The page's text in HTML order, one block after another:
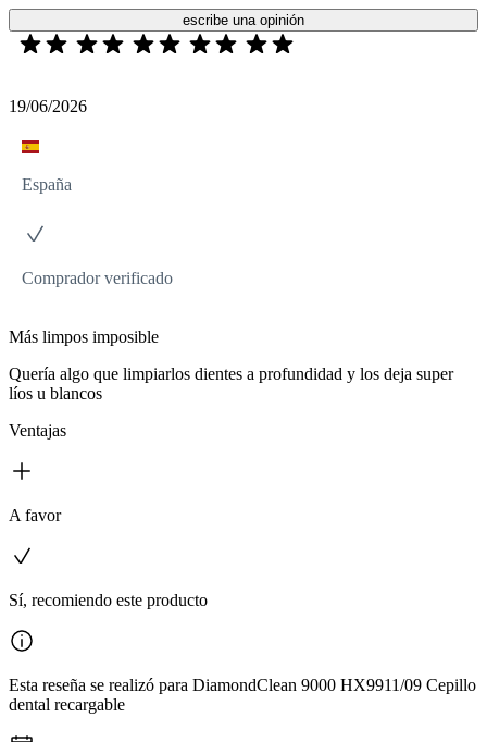
escribe una opinión
19/06/2026
España
Comprador verificado
Más limpos imposible
Quería algo que limpiarlos dientes a profundidad y los deja super
líos u blancos
Ventajas
A favor
Sí, recomiendo este producto
Esta reseña se realizó para DiamondClean 9000 HX9911/09 Cepillo
dental recargable